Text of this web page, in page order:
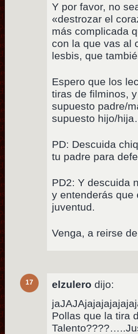
Y por favor, no
«destrozar el
más complicada
con la que vas al
lesbis, que
Espero que los
tiras de filminos,
supuesto padre/
supuesto hijo/
PD: Descuida
tu padre para
PD2: Y descuida
y entenderás que
juventud.
Venga, a reirse
17 elzulero dijo:
Pollas que la tira